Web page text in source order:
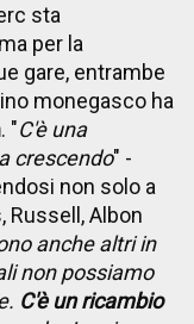
sta
per la
gare, entrambe
monegasco ha
. "C'è una
crescendo" -
non solo a
Russell, Albon
anche altri in
non possiamo
C'è un ricambio